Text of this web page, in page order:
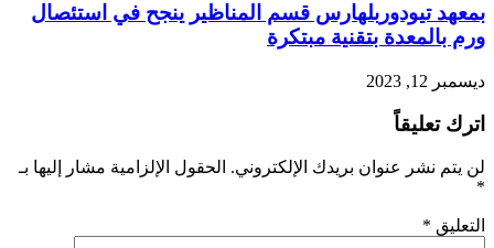
بمعهد تيودوربلهارس قسم المناظير ينجح في استئصال
ورم بالمعدة بتقنية مبتكرة
ديسمبر 12, 2023
اترك تعليقاً
لن يتم نشر عنوان بريدك الإلكتروني. الحقول الإلزامية مشار إليها بـ
*
التعليق *